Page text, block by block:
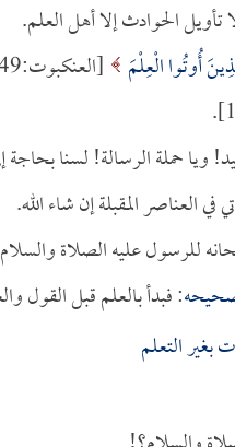
الحوادث إلا أهل العلم.
أُوتُوا الْعِلْمَ [العنكبوت:49] ثم يقول سبحانه:
ويا حملة الرسالة! لسنا
العناصر المقبلة إن شاء الله.
للرسول عليه الصلاة
: فبدأ بالعلم قبل القول
التعلم